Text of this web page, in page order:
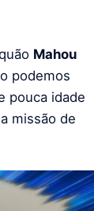
Mahou
podemos
pouca idade
missão de